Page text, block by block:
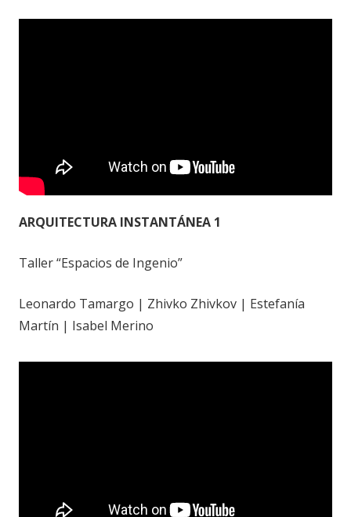
ARQUITECTURA INSTANTÁNEA 1
Taller “Espacios de Ingenio”
Leonardo Tamargo | Zhivko Zhivkov | Estefanía
Martín | Isabel Merino